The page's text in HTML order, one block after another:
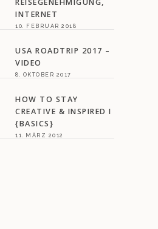
REISEGENEHMIGUNG,
INTERNET
10. FEBRUAR 2018
USA ROADTRIP 2017 –
VIDEO
8. OKTOBER 2017
HOW TO STAY
CREATIVE & INSPIRED I
{BASICS}
11. MÄRZ 2012